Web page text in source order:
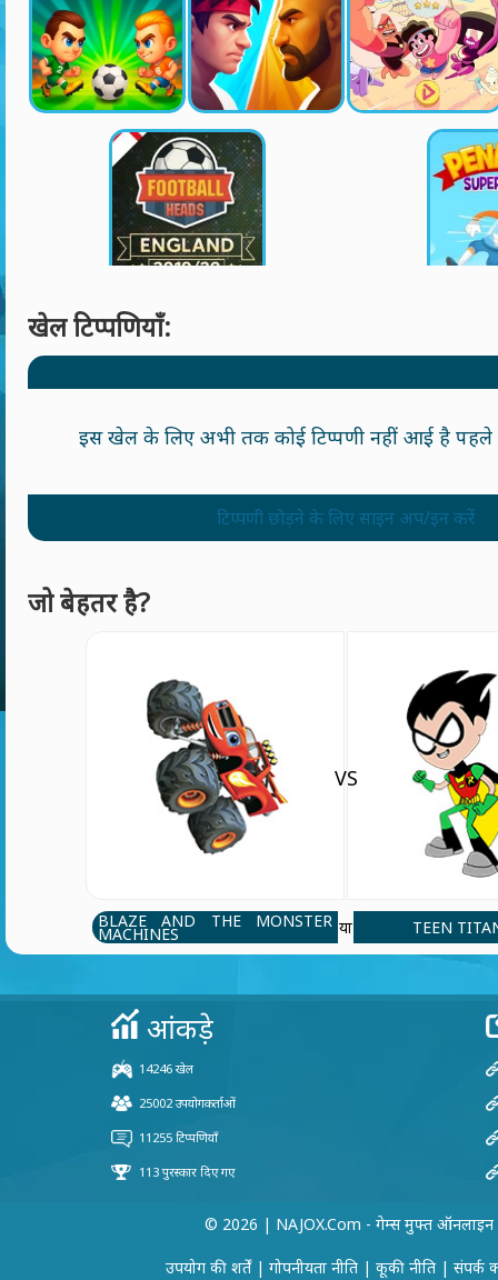
खेल टिप्पणियाँ:
इस खेल के लिए अभी तक कोई टिप्पणी नहीं आई है पहले
टिप्पणी छोड़ने के लिए साइन अप/इन करें
जो बेहतर है?
BLAZE AND THE MONSTER
MACHINES
VS
या TEEN
© 2026 | NAJOX.com - गेम्स मुफ्त ऑनलाइन
उपयोग की शर्तें| गोपनीयता नीति| कूकी नीति| संपर्क